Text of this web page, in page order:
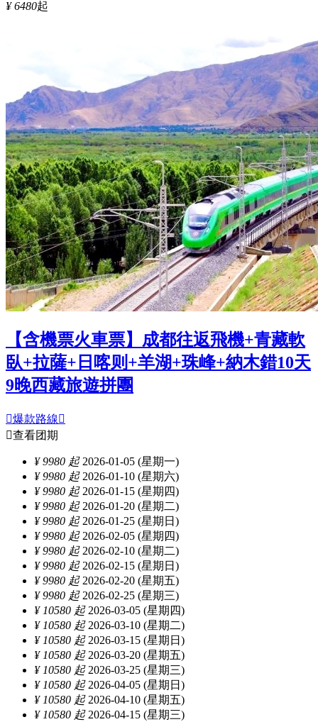
¥ 6480起
【含機票火車票】成都往返飛機+青藏軟
臥+拉薩+日喀则+羊湖+珠峰+納木錯10天
9晚西藏旅遊拼團
爆款路線
查看团期
¥ 9980 起2026-01-05 (星期一)
¥ 9980 起2026-01-10 (星期六)
¥ 9980 起2026-01-15 (星期四)
¥ 9980 起2026-01-20 (星期二)
¥ 9980 起2026-01-25 (星期日)
¥ 9980 起2026-02-05 (星期四)
¥ 9980 起2026-02-10 (星期二)
¥ 9980 起2026-02-15 (星期日)
¥ 9980 起2026-02-20 (星期五)
¥ 9980 起2026-02-25 (星期三)
¥ 10580 起2026-03-05 (星期四)
¥ 10580 起2026-03-10 (星期二)
¥ 10580 起2026-03-15 (星期日)
¥ 10580 起2026-03-20 (星期五)
¥ 10580 起2026-03-25 (星期三)
¥ 10580 起2026-04-05 (星期日)
¥ 10580 起2026-04-10 (星期五)
¥ 10580 起2026-04-15 (星期三)